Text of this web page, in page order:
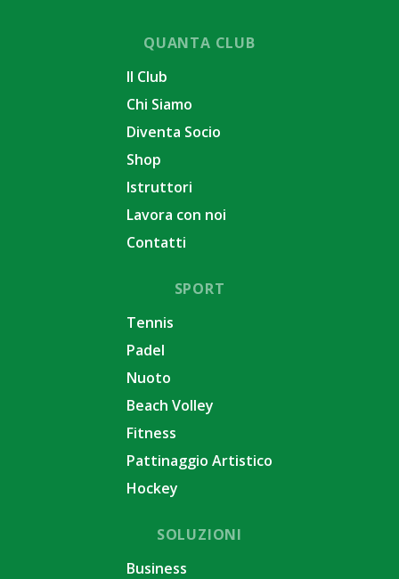
QUANTA CLUB
Il Club
Chi Siamo
Diventa Socio
Shop
Istruttori
Lavora con noi
Contatti
SPORT
Tennis
Padel
Nuoto
Beach Volley
Fitness
Pattinaggio Artistico
Hockey
SOLUZIONI
Business